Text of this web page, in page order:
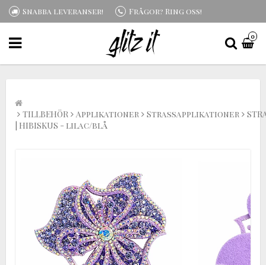
Snabba leveranser! Frågor? Ring oss!
0
TILLBEHÖR Applikationer Strassapplikationer
| HIBISKUS - lilac/blå